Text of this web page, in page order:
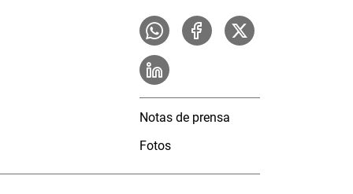
Notas de prensa
Fotos